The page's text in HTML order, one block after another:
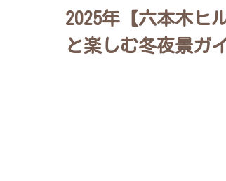
2025年【六本木ヒ
と楽しむ冬夜景ガ